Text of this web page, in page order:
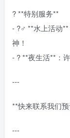
? **特别服务**
- ?‍♂️ **水上活动
神！
- ? **夜生活**：
---
**快来联系我们
---